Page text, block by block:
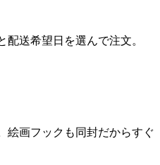
配送希望日を選んで注文。
絵画フックも同封だからすぐ